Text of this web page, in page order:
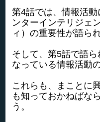
第4話では、情報活
ンターインテリジェ
ィ）の重要性が語ら
そして、第5話で語
なっている情報活動
これらも、まことに
も知っておかねばな
う。